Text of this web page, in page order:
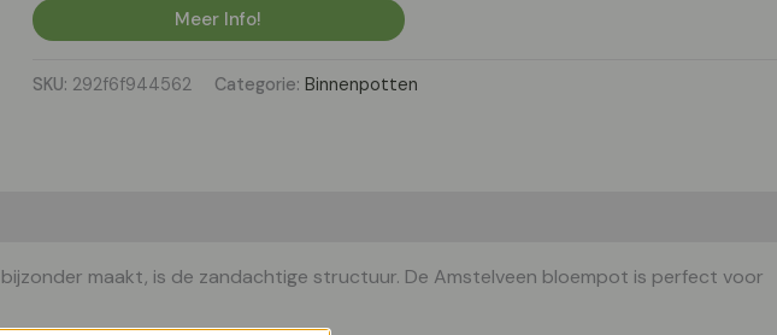
Meer Info!
SKU: 292f6f944562 Categorie: Binnenpotten
maakt, is de zandachtige structuur. De Amstelveen bloempot is perfect voor